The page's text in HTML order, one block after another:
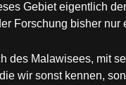
Gebiet eigentlich
Forschung bisher nur
des Malawisees, mit
wir sonst kennen,